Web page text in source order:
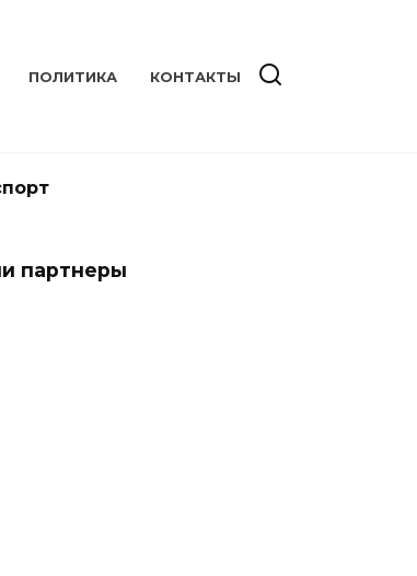
ПОЛИТИКА КОНТАКТЫ
партнеры